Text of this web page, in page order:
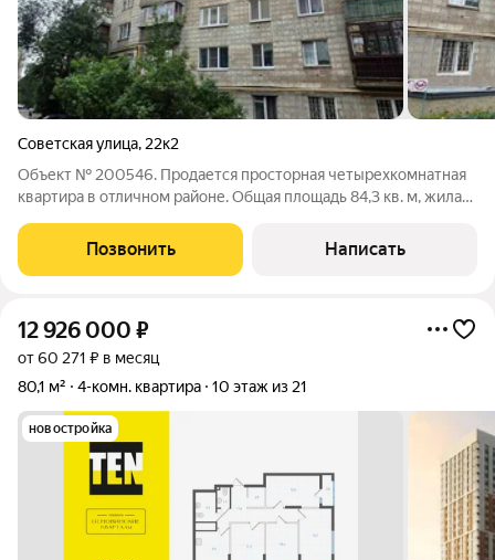
Советская улица, 22к2
Объект № 200546. Продается просторная четырехкомнатная
квартира в отличном районе. Общая площадь 84,3 кв. м, жилая
этаже 9-этажного кирпичного дома, который был построен в
1971 году. Высота
Позвонить Написать
12 926 000 ₽
от 60 271 ₽ в месяц
80,1 м²
4-комн. квартира 10 этаж из 21
новостройка